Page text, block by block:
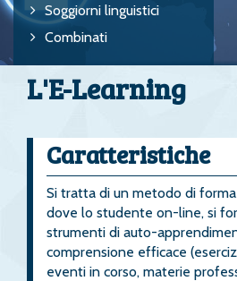
Soggiorni linguistici
Combinati
L'E-Learning
Caratteristiche
Si tratta di un metodo di
dove lo studente on-line, si
strumenti di auto-
comprensione efficace
eventi in corso, materie